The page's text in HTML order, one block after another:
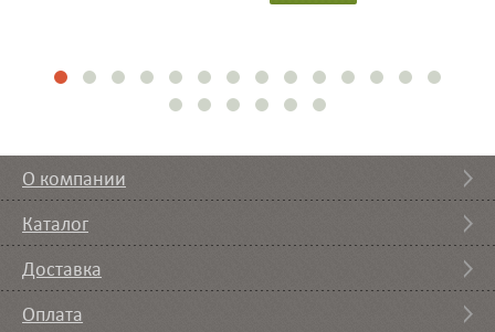
О компании
Каталог
Доставка
Оплата